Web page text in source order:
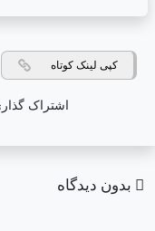
کپی لینک کوتاه
اشتراک
بدون دیدگاه